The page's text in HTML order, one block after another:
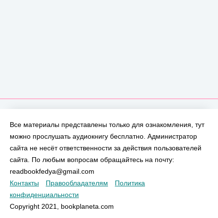
Все материалы представлены только для ознакомления, тут
можно прослушать аудиокнигу бесплатно. Администратор
сайта не несёт ответственности за действия пользователей
сайта. По любым вопросам обращайтесь на почту:
readbookfedya@gmail.com
Контакты
Правообладателям
Политика
конфиденциальности
Copyright 2021, bookplaneta.com